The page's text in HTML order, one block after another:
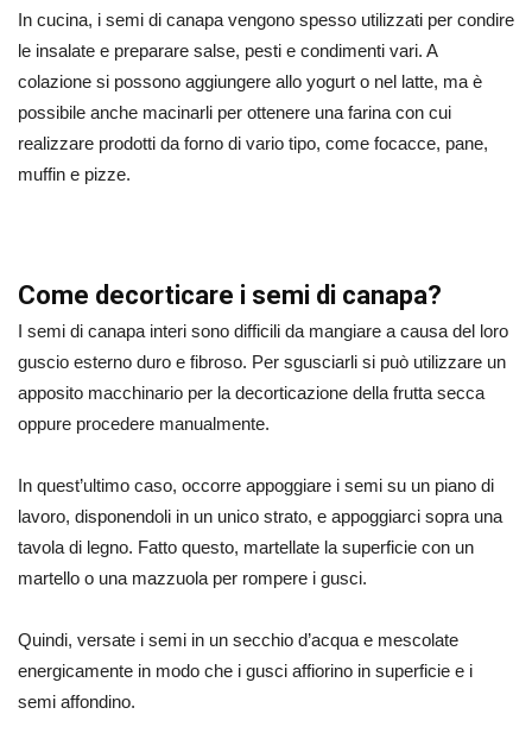
In cucina, i semi di canapa vengono spesso utilizzati per condire
le insalate e preparare salse, pesti e condimenti vari. A
colazione si possono aggiungere allo yogurt o nel latte, ma è
possibile anche macinarli per ottenere una farina con cui
realizzare prodotti da forno di vario tipo, come focacce, pane,
muffin e pizze.
Come decorticare i semi di canapa?
I semi di canapa interi sono difficili da mangiare a causa del loro
guscio esterno duro e fibroso. Per sgusciarli si può utilizzare un
apposito macchinario per la decorticazione della frutta secca
oppure procedere manualmente.
In quest’ultimo caso, occorre appoggiare i semi su un piano di
lavoro, disponendoli in un unico strato, e appoggiarci sopra una
tavola di legno. Fatto questo, martellate la superficie con un
martello o una mazzuola per rompere i gusci.
Quindi, versate i semi in un secchio d’acqua e mescolate
energicamente in modo che i gusci affiorino in superficie e i
semi affondino.